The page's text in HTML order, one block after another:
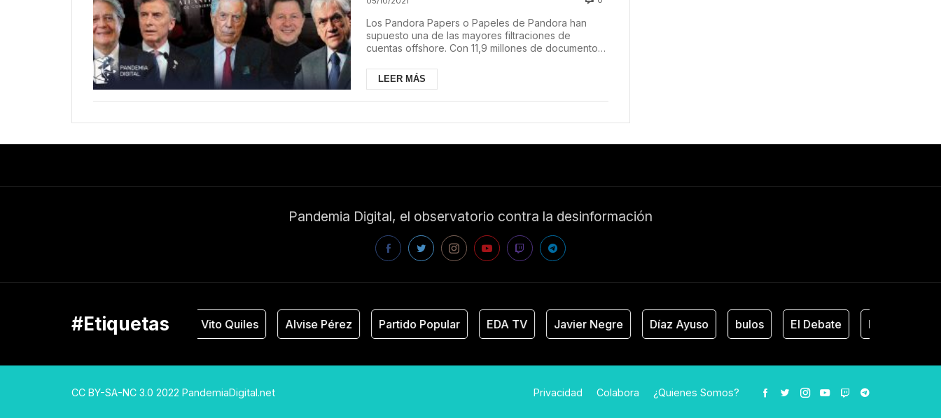
Los Pandora Papers o Papeles de Pandora han
supuesto una de las mayores filtraciones de
cuentas offshore. Con 11,9 millones de documentos
LEER MÁS
Pandemia Digital, el observatorio contra la desinformación
#Etiquetas
Vox Vito Quiles Alvise Pérez Partido Popular EDA TV Javier Negre Díaz Ayuso bulos El Debate Estado de Alarma
CC BY-SA-NC 3.0 2022 PandemiaDigital.net Privacidad Colabora ¿Quienes Somos?